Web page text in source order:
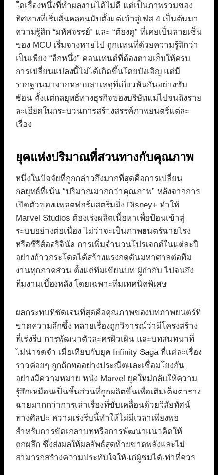
ใดเรื่องหนึ่งที่ทำผลงานได้ไม่ดี แต่เป็นภาพรวมของ
ทิศทางที่เริ่มสั่นคลอนนับตั้งแต่เข้าสู่เฟส 4 เป็นต้นมา
ความรู้สึก “มหัศจรรย์” และ “ต้องดู” ที่เคยเป็นลายเซ็น
ของ MCU เริ่มจางหายไป ถูกแทนที่ด้วยความรู้สึกว่า
เป็นเพียง “อีกหนึ่ง” คอนเทนต์ที่ต้องตามเก็บให้ครบ
การเปลี่ยนแปลงนี้ไม่ได้เกิดขึ้นโดยบังเอิญ แต่มี
รากฐานมาจากหลายสาเหตุที่เกี่ยวพันกันอย่างซับ
ซ้อน ตั้งแต่กลยุทธ์ทางธุรกิจของบริษัทแม่ไปจนถึงราย
ละเอียดในกระบวนการสร้างสรรค์ภาพยนตร์แต่ละ
เรื่อง
ยุคแห่งปริมาณที่สวนทางกับคุณภาพ
หนึ่งในปัจจัยที่ถูกกล่าวถึงมากที่สุดคือการเปลี่ยน
กลยุทธ์ที่เน้น “ปริมาณมากกว่าคุณภาพ” หลังจากการ
เปิดตัวของแพลตฟอร์มสตรีมมิ่ง Disney+ ทำให้
Marvel Studios ต้องเร่งผลิตเนื้อหาเพื่อป้อนเข้าสู่
ระบบอย่างต่อเนื่อง ไม่ว่าจะเป็นภาพยนตร์ฉายโรง
หรือซีรีส์ออริจินัล การเพิ่มจำนวนโปรเจกต์ในแต่ละปี
อย่างก้าวกระโดดได้สร้างแรงกดดันมหาศาลต่อทีม
งานทุกภาคส่วน ตั้งแต่ทีมเขียนบท ผู้กำกับ ไปจนถึง
ทีมงานเบื้องหลัง โดยเฉพาะทีมเทคนิคพิเศษ
ผลกระทบที่ชัดเจนที่สุดคือคุณภาพของบทภาพยนตร์ที่
ขาดความลึกซึ้ง หลายเรื่องถูกวิจารณ์ว่ามีโครงสร้าง
ที่เร่งรีบ การพัฒนาตัวละครผิวเผิน และบทสนทนาที่
ไม่น่าจดจำ เมื่อเทียบกับยุค Infinity Saga ที่แต่ละเรื่อง
ราวค่อยๆ ถูกถักทออย่างประณีตและเชื่อมโยงกัน
อย่างมีความหมาย หนัง Marvel ยุคใหม่กลับให้ความ
รู้สึกเหมือนเป็นชิ้นส่วนที่ถูกผลิตขึ้นเพื่อเติมเต็มตาราง
ฉายมากกว่าการเล่าเรื่องที่ขับเคลื่อนด้วยวิสัยทัศน์
ทางศิลปะ ความเร่งรีบนี้ทำให้ไม่มีเวลาเพียงพอ
สำหรับการขัดเกลาบทหรือการพัฒนาแนวคิดให้
ตกผลึก ซึ่งส่งผลให้ผลลัพธ์สุดท้ายขาดพลังและไม่
สามารถสร้างความประทับใจให้แก่ผู้ชมได้เท่าที่ควร